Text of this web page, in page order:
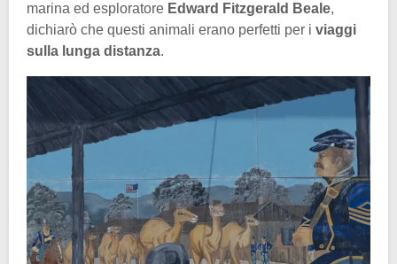
marina ed esploratore Edward Fitzgerald Beale,
dichiarò che questi animali erano perfetti per i viaggi
sulla lunga distanza.